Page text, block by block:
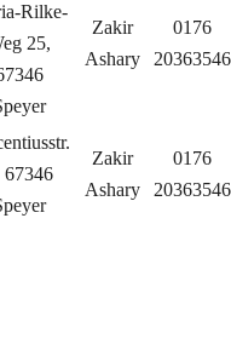
Rilke-
25,
Zakir
Ashary
0176
20363546
67346
Zakir
Ashary
0176
20363546